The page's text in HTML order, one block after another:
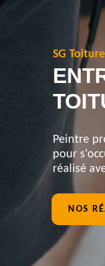
SG Toiture
Peintre
pour
réalisé
NOS